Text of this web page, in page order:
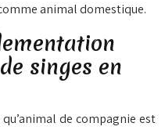
animal domestique.
singes en
de compagnie est